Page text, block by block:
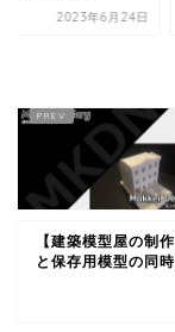
2022年2月19日
【建築模型屋の制
と保存用模型の同